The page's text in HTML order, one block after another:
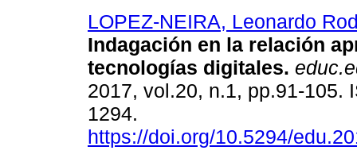
LOPEZ-NEIRA, Leonardo
Indagación en la relación
tecnologías digitales.
2017, vol.20, n.1, pp.91-105.
1294.
https://doi.org/10.5294/